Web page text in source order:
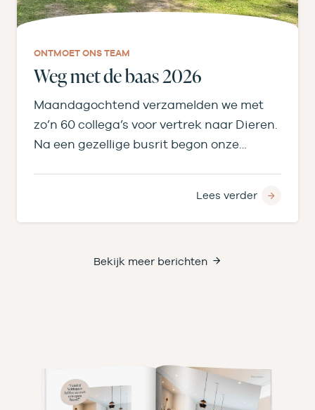
ONTMOET ONS TEAM
Weg met de baas 2026
Maandagochtend verzamelden we met
zo’n 60 collega’s voor vertrek naar Dieren.
Na een gezellige busrit begon onze
Lees verder
Bekijk meer berichten